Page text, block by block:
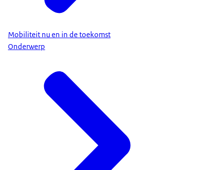
Mobiliteit nu en in de toekomst
Onderwerp